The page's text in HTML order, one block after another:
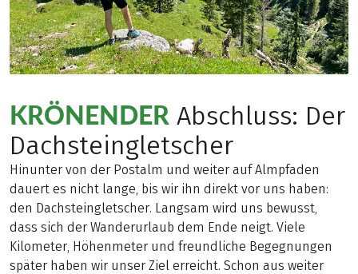
KRÖNENDER Abschluss: Der
Dachsteingletscher
Hinunter von der Postalm und weiter auf Almpfaden
dauert es nicht lange, bis wir ihn direkt vor uns haben:
den Dachsteingletscher. Langsam wird uns bewusst,
dass sich der Wanderurlaub dem Ende neigt. Viele
Kilometer, Höhenmeter und freundliche Begegnungen
später haben wir unser Ziel erreicht. Schon aus weiter